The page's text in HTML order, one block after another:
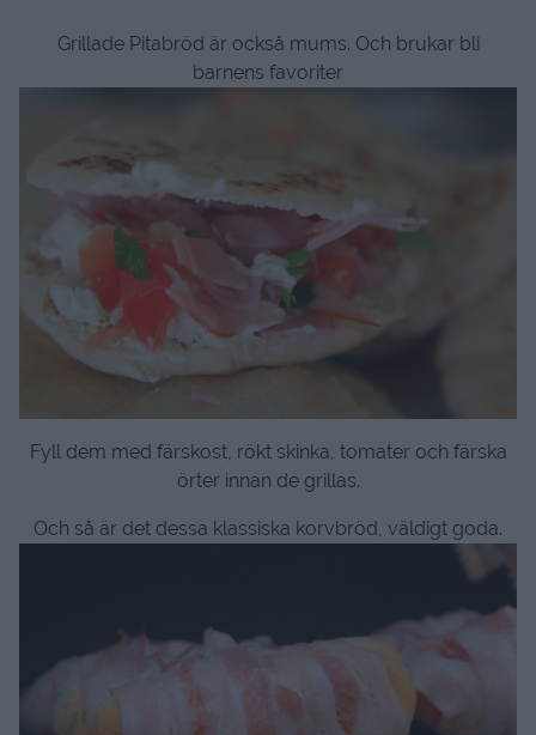
Grillade Pitabröd är också mums. Och brukar bli
barnens favoriter
Fyll dem med färskost, rökt skinka, tomater och färska
örter innan de grillas.
Och så är det dessa klassiska korvbröd, väldigt goda.